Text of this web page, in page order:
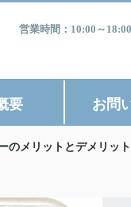
営業時間：10:00～
要 お問
のメリットとデメリッ